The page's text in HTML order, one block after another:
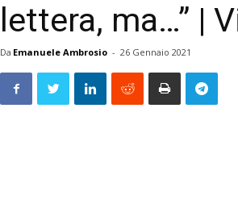
lettera, ma…” |
Da Emanuele Ambrosio - 26 Gennaio 2021